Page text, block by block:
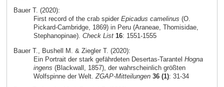
Bauer T. (2020):
First record of the crab spider Epicadus camelinus (O.
Pickard-Cambridge, 1869) in Peru (Araneae, Thomisidae,
Stephanopinae). Check List 16: 1551-1555
Bauer T., Bushell M. & Ziegler T. (2020):
Ein Portrait der stark gefährdeten Desertas-Tarantel Hogna
ingens (Blackwall, 1857), der wahrscheinlich größten
Wolfspinne der Welt.ZGAP-Mitteilungen 36 (1): 31-34